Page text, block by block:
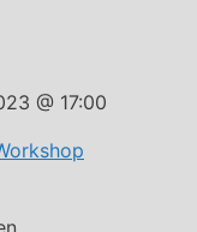
@ 17:00